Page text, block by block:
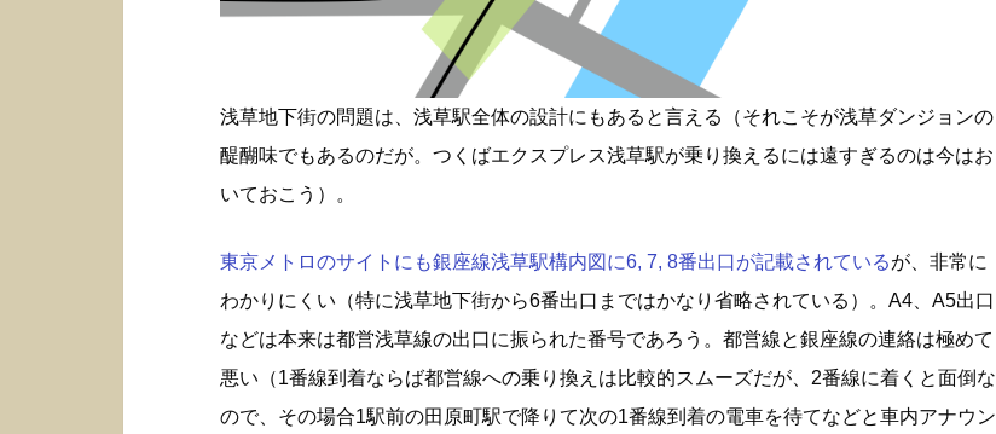
浅草地下街の問題は、浅草駅全体の設計にもあると言える（それこそが浅草ダンジョンの
醍醐味でもあるのだが。つくばエクスプレス浅草駅が乗り換えるには遠すぎるのは今はお
いておこう）。
東京メトロのサイトにも銀座線浅草駅構内図に6, 7, 8番出口が記載されているが、非常に
わかりにくい（特に浅草地下街から6番出口まではかなり省略されている）。A4、A5出口
などは本来は都営浅草線の出口に振られた番号であろう。都営線と銀座線の連絡は極めて
悪い（1番線到着ならば都営線への乗り換えは比較的スムーズだが、2番線に着くと面倒な
ので、その場合1駅前の田原町駅で降りて次の1番線到着の電車を待てなどと車内アナウン